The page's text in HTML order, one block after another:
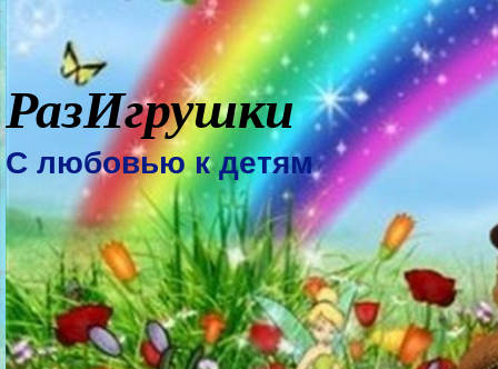
РазИгрушки
С любовью к детям